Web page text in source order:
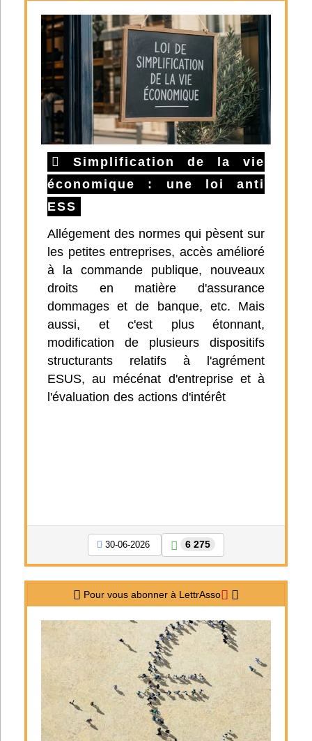
Simplification de la vie
économique : une loi anti
ESS
Allégement des normes qui pèsent sur
les petites entreprises, accès amélioré
à la commande publique, nouveaux
droits en matière d'assurance
dommages et de banque, etc. Mais
aussi, et c'est plus étonnant,
modification de plusieurs dispositifs
structurants relatifs à l'agrément
ESUS, au mécénat d'entreprise et à
l'évaluation des actions d'intérêt
30-06-2026 6 275
Pour vous abonner à LettrAsso